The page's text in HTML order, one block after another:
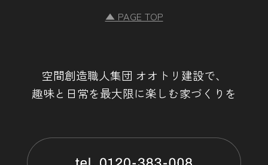
▲ PAGE TOP
空間創造職人集団 オオトリ建設で、
趣味と日常を最大限に楽しむ家づくりを